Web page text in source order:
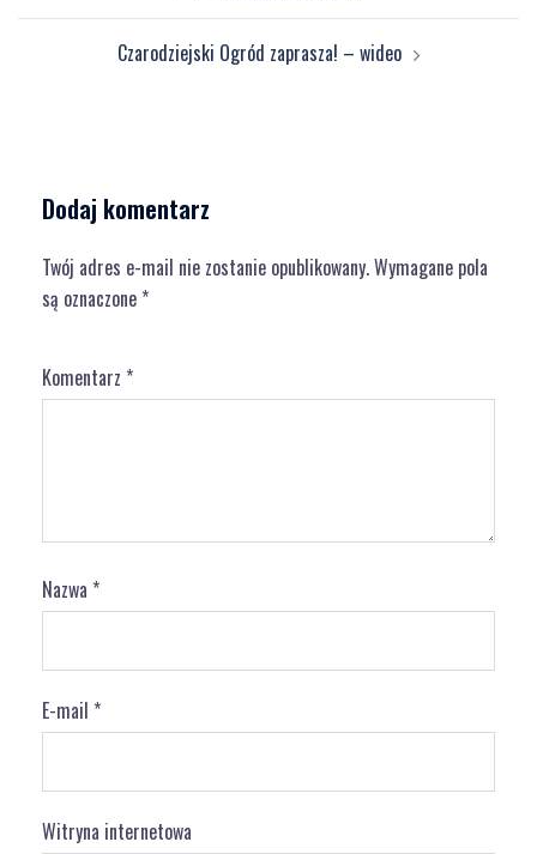
Czarodziejski Ogród zaprasza! – wideo
Dodaj komentarz
Twój adres e-mail nie zostanie opublikowany.Wymagane pola
są oznaczone *
Komentarz *
Nazwa *
E-mail *
Witryna internetowa